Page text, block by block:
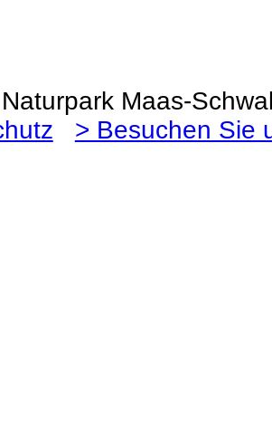
Maas-
> Besuchen Sie